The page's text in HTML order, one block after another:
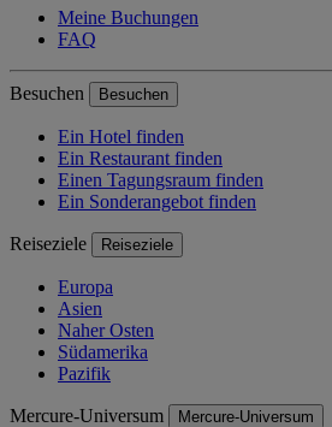
Meine Buchungen
FAQ
Besuchen Besuchen
Ein Hotel finden
Ein Restaurant finden
Einen Tagungsraum finden
Ein Sonderangebot finden
Reiseziele Reiseziele
Europa
Asien
Naher Osten
Südamerika
Pazifik
Mercure-Universum Mercure-Universum